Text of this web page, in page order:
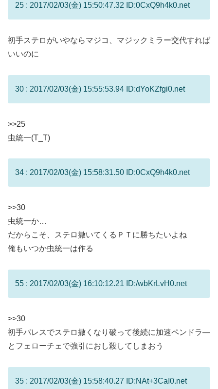
25 : 2017/02/03(金) 15:50:47.32 ID:0CxQ9h4k0.net
初手ステロがいやならマジコ、マジックミラー交代すれば
いいのに
30 : 2017/02/03(金) 15:55:53.94 ID:dYoKZfgi0.net
>>25
虫統一(T_T)
34 : 2017/02/03(金) 15:58:31.50 ID:0CxQ9h4k0.net
>>30
虫統一か…
だからこそ、ステロ撒いてくるＰＴに勝ちたいよね
俺もいつか虫統一は作る
55 : 2017/02/03(金) 16:10:12.21 ID:/wbKrLvH0.net
>>30
初手パレスでステロ撒くなり破って後続に加速ペンドラ―
とフェローチェで強引におし殺してしまおう
35 : 2017/02/03(金) 15:58:40.27 ID:NAt+3CaI0.net